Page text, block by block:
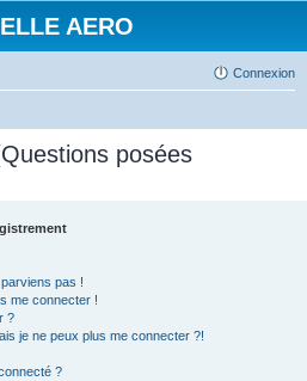
AERO
Connexion
posées
parviens pas !
me connecter !
?
je ne peux plus me connecter ?!
?